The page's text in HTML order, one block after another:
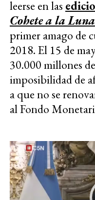
leerse en las
Cohete a la Luna
primer amago de
2018. El 15 de
30.000 millones
imposibilidad de
a que no se
al Fondo
Reproductor
de
vídeo